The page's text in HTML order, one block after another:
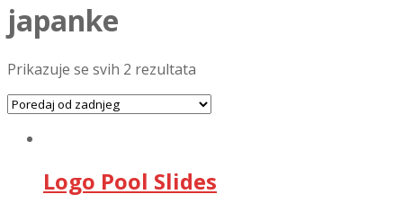
japanke
Prikazuje se svih 2 rezultata
Logo Pool Slides